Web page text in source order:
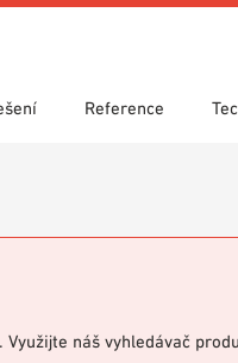
Reference
náš vyhledávač